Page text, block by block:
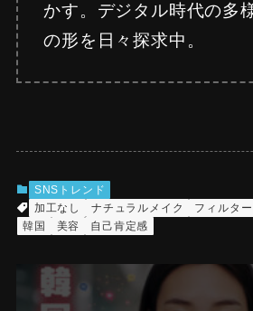
かす。デジタル時代の多
の形を日々探求中。
SNSトレンド
加工なし
ナチュラルメイク フィルター
韓国
美容 自己肯定感